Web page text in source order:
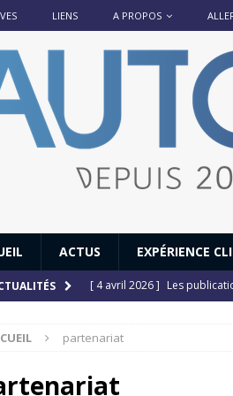
LIENS A PROPOS
ACTUS EXPÉRIENCE
[ 4 avril 2026 ] Les
[ 12 juillet 2025 ]
[ 6 juillet 2025 ]
partenariat